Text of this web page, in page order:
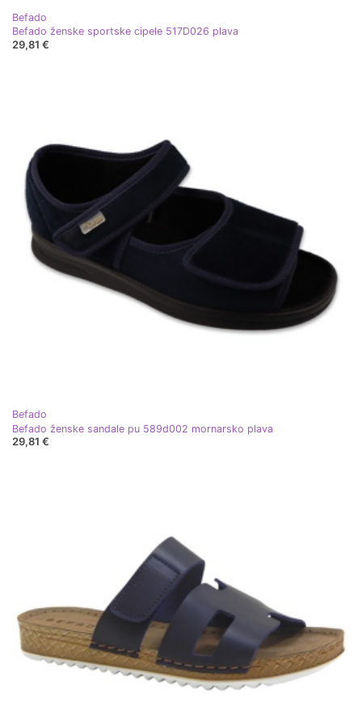
Befado
Befado ženske sportske cipele 517D026 plava
29,81 €
Befado
Befado ženske sandale pu 589d002 mornarsko plava
29,81 €